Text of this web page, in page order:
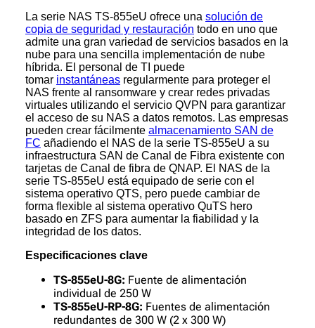
La serie NAS TS-855eU ofrece una solución de
copia de seguridad y restauración todo en uno que
admite una gran variedad de servicios basados en la
nube para una sencilla implementación de nube
híbrida. El personal de TI puede
tomar instantáneas regularmente para proteger el
NAS frente al ransomware y crear redes privadas
virtuales utilizando el servicio QVPN para garantizar
el acceso de su NAS a datos remotos. Las empresas
pueden crear fácilmente almacenamiento SAN de
FC añadiendo el NAS de la serie TS-855eU a su
infraestructura SAN de Canal de Fibra existente con
tarjetas de Canal de fibra de QNAP. El NAS de la
serie TS-855eU está equipado de serie con el
sistema operativo QTS, pero puede cambiar de
forma flexible al sistema operativo QuTS hero
basado en ZFS para aumentar la fiabilidad y la
integridad de los datos.
Especificaciones clave
TS-855eU-8G: Fuente de alimentación
individual de 250 W
TS-855eU-RP-8G: Fuentes de alimentación
redundantes de 300 W (2 x 300 W)